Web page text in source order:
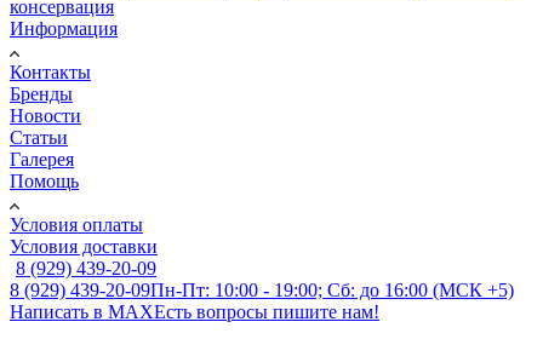
консервация
Информация
Контакты
Бренды
Новости
Статьи
Галерея
Помощь
Условия оплаты
Условия доставки
8 (929) 439-20-09
8 (929) 439-20-09Пн-Пт: 10:00 - 19:00; Сб: до 16:00 (МСК +5)
Написать в MAXЕсть вопросы пишите нам!